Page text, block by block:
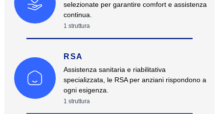
selezionate per garantire comfort e assistenza
continua.
1 struttura
RSA
Assistenza sanitaria e riabilitativa
specializzata, le RSA per anziani rispondono a
ogni esigenza.
1 struttura